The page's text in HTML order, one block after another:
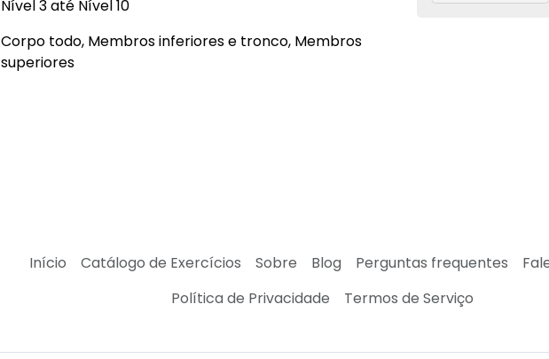
Nível 3 até Nível 10
Corpo todo, Membros inferiores e tronco, Membros
superiores
Início Catálogo de Exercícios Sobre Blog Perguntas frequentes
Política de Privacidade
Termos de Serviço